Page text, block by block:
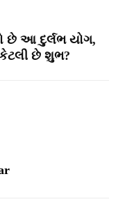
છે આ દુર્લભ યોગ,
છે શુભ?